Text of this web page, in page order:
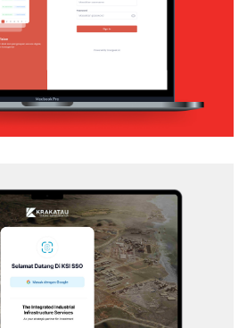
Web Application
KSI – SSO